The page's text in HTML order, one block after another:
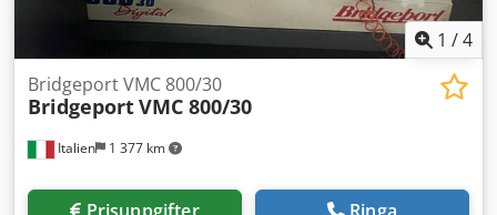
1 /4
Italien 1 377 km
Bridgeport VMC 800/30
BridgeportVMC 800/30